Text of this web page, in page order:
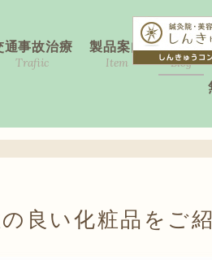
通事故治療
Trafiic
製品案内
Item
ブログ
Blog
良い化粧品をご紹